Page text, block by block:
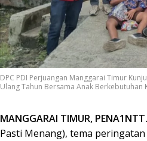
DPC PDI Perjuangan Manggarai Timur
Ulang Tahun Bersama Anak Berkebutuhan
MANGGARAI TIMUR,
Pasti Menang), tema